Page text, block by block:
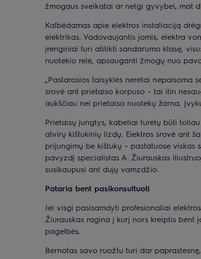
žmogaus sveikatai ar netgi gyvybei, mat
Kalbėdamas apie elektros instaliaciją
elektrikas. Vadovaujantis jomis, elektra
įrenginiai turi atitikti sandarumo klasę,
nuotekio relė, apsauganti žmogų nuo
„Pastarosios taisyklės neretai nepaisoma
srovė ant prietaiso korpuso – tai itin
aukščiau nei prietaiso nuotekų žarna.
Prietaisų jungtys, kabeliai turėtų būti
atvirų kištukinių lizdų. Elektros srovė ant
prijungimų be kištukų – pastatuose
pavyzdį specialistas A. Žiurauskas
susikaupusi ant dujų vamzdžio.
Pataria bent pasikonsultuoti
Jei visgi pasisamdyti profesionaliai
Žiurauskas ragina į kurį nors kreiptis bent
pagelbės.
Bernotas savo ruožtu turi dar